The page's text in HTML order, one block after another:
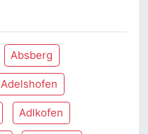
Absberg
Adelshofen
Adlkofen